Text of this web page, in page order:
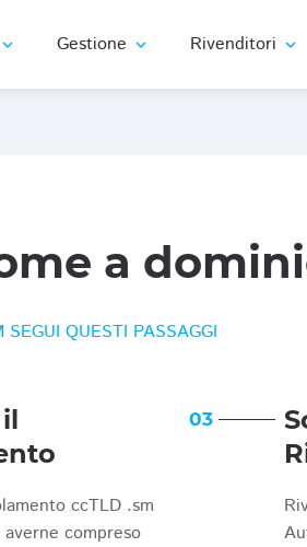
expand_more Gestione expand_more Rivenditori expand_more
a
QUESTI PASSAGGI
ccTLD .sm
compreso
03